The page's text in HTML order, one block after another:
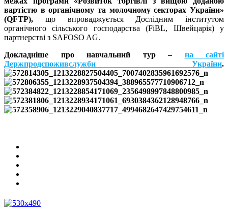
вартістю в органічному та молочному секторах України»
(QFTP), що впроваджується Дослідним інститутом
органічного сільського господарства (FiBL, Швейцарія) у
партнерстві з SAFOSO AG.
Докладніше про навчальний тур – на сайті
Держпродспоживслужби України.